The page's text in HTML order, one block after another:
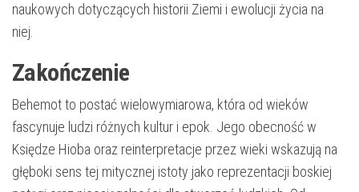
naukowych dotyczących historii Ziemi i ewolucji życia na
niej.
Zakończenie
Behemot to postać wielowymiarowa, która od wieków
fascynuje ludzi różnych kultur i epok. Jego obecność w
Księdze Hioba oraz reinterpretacje przez wieki wskazują na
głęboki sens tej mitycznej istoty jako reprezentacji boskiej